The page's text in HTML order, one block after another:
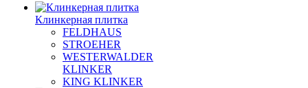
Клинкерная плитка
FELDHAUS
STROEHER
WESTERWALDER
KLINKER
KING KLINKER